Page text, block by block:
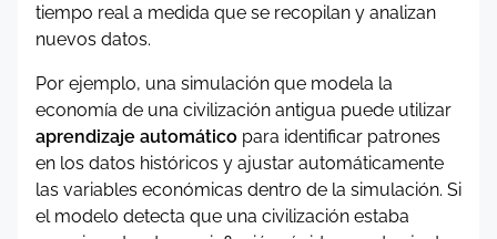
tiempo real a medida que se recopilan y analizan
nuevos datos.
Por ejemplo, una simulación que modela la
economía de una civilización antigua puede utilizar
aprendizaje automático para identificar patrones
en los datos históricos y ajustar automáticamente
las variables económicas dentro de la simulación. Si
el modelo detecta que una civilización estaba